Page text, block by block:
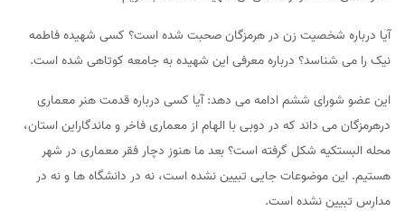
آیا درباره شخصیت زن در هرمزگان صحبت شده است؟ کسی شهیده فاطمه
نیک را می شناسد؟ درباره معرفی این شهیده به جامعه کوتاهی شده است.
این عضو شورای ششم ادامه می دهد: آیا کسی درباره قدمت هنر معماری
درهرمزگان می داند که در دوبی با الهام از معماری فاخر و ماندگاراین استان،
محله البستکیه شکل گرفته است؟ بعد ما هنوز دچار فقر معماری در شهر
هستیم. این موضوعات جایی تبیین نشده است، نه در دانشگاه ها و نه در
مدارس تبیین نشده است.